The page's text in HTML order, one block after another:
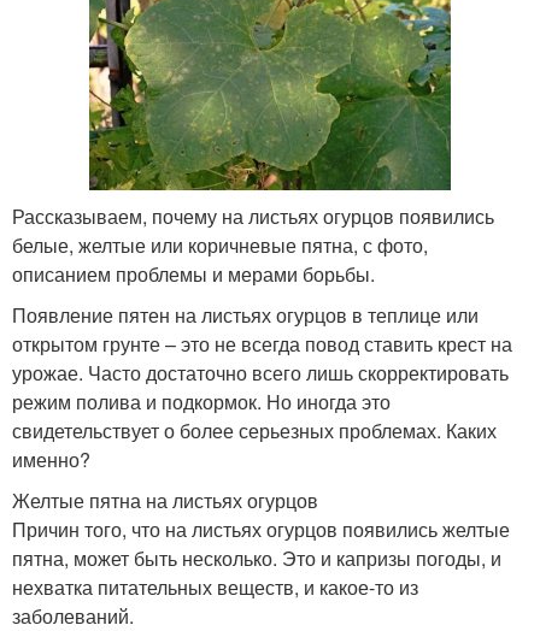
Рассказываем, почему на листьях огурцов появились
белые, желтые или коричневые пятна, с фото,
описанием проблемы и мерами борьбы.
Появление пятен на листьях огурцов в теплице или
открытом грунте – это не всегда повод ставить крест на
урожае. Часто достаточно всего лишь скорректировать
режим полива и подкормок. Но иногда это
свидетельствует о более серьезных проблемах. Каких
именно?
Желтые пятна на листьях огурцов
Причин того, что на листьях огурцов появились желтые
пятна, может быть несколько. Это и капризы погоды, и
нехватка питательных веществ, и какое-то из
заболеваний.